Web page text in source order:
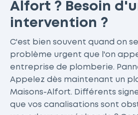
Alfort ? Besoin
intervention ?
C'est bien souvent quand on
problème urgent que l'on
entreprise de plomberie.
Appelez dès maintenant un
Maisons-Alfort. Différents
que vos canalisations sont